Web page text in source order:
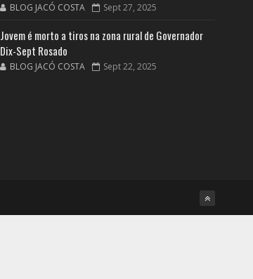
BLOG JACÓ COSTA Sept 27, 2025
Jovem é morto a tiros na zona rural de Governador
Dix-Sept Rosado
BLOG JACÓ COSTA Sept 22, 2025